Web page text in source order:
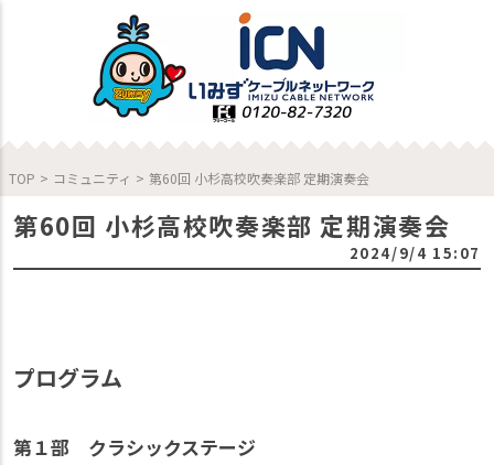
TOP > コミュニティ > 第60回 小杉高校吹奏楽部 定期演奏会
第60回 小杉高校吹奏楽部 定期演奏会
2024/9/4 15:07
プログラム
第１部 クラシックステージ